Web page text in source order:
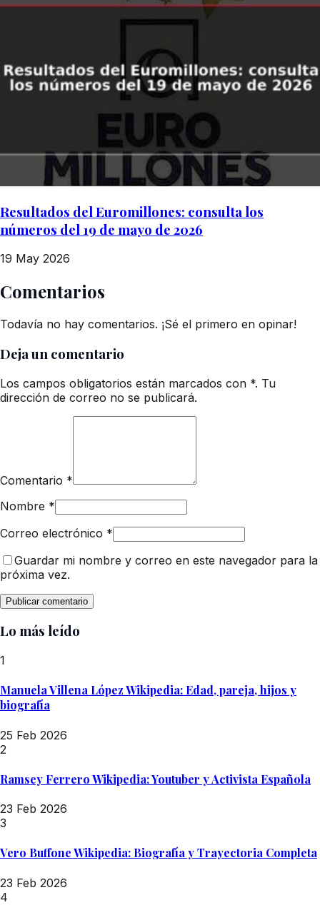
Resultados del Euromillones: consulta los
números del 19 de mayo de 2026
19 May 2026
Comentarios
Todavía no hay comentarios. ¡Sé el primero en opinar!
Deja un comentario
Los campos obligatorios están marcados con *. Tu
dirección de correo no se publicará.
Comentario *
Nombre *
Correo electrónico *
Guardar mi nombre y correo en este navegador para la
próxima vez.
Lo más leído
1
Manuela Villena López Wikipedia: Edad, pareja, hijos y
biografía
25 Feb 2026
2
Ramsey Ferrero Wikipedia: Youtuber y Activista Española
23 Feb 2026
3
Vero Buffone Wikipedia: Biografía y Trayectoria Completa
23 Feb 2026
4